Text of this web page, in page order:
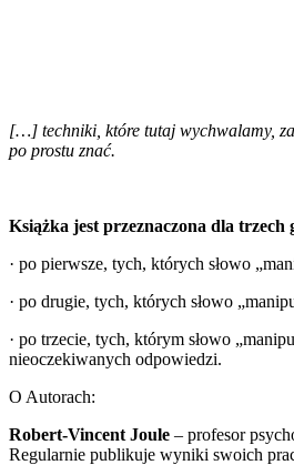
[…] techniki, które tutaj wychwalamy,
po prostu znać.
Książka jest przeznaczona dla
· po pierwsze, tych, których słowo
· po drugie, tych, których słowo
· po trzecie, tych, którym słowo
nieoczekiwanych odpowiedzi.
O Autorach:
Robert-Vincent Joule – profesor
Regularnie publikuje wyniki swoich